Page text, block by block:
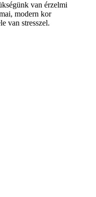
van érzelmi
modern kor
van stresszel.